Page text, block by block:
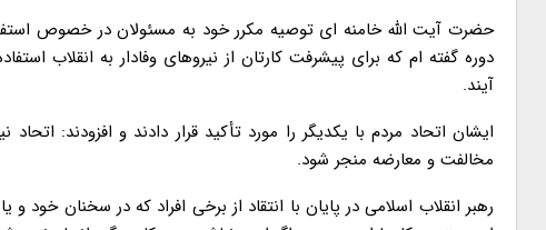
حضرت آیت الله خامنه ای توصیه مکرر خود به مسئولان در خصوص
دوره گفته ام که برای پیشرفت کارتان از نیروهای وفادار به انقلاب
آیند.
ایشان اتحاد مردم با یکدیگر را مورد تأکید قرار دادند و افزودند:
مخالفت و معارضه منجر شود.
رهبر انقلاب اسلامی در پایان با انتقاد از برخی افراد که در سخنان